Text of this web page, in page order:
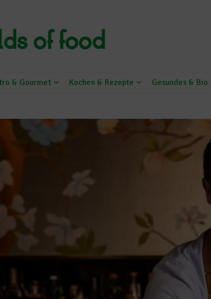
& Gourmet Kochen & Rezepte Gesundes & Bio